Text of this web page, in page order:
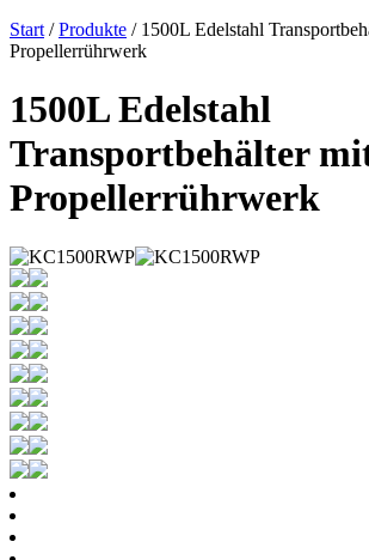
Start /Produkte / 1500L Edelstahl
Propellerrührwerk
1500L Edelstahl
Transportbehälter
Propellerrührwerk